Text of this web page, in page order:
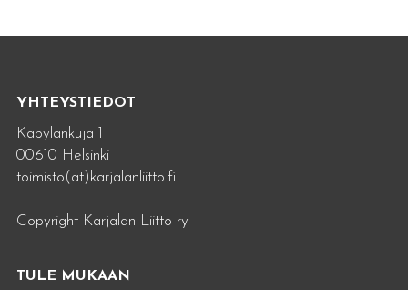
YHTEYSTIEDOT
Käpylänkuja 1
00610 Helsinki
toimisto(at)karjalanliitto.fi
Copyright Karjalan Liitto ry
TULE MUKAAN